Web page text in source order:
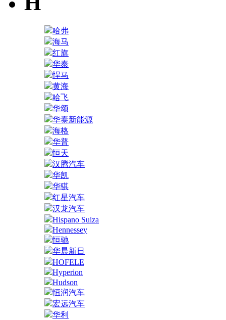
哈弗
海马
红旗
华泰
悍马
黄海
哈飞
华颂
华泰新能源
海格
华普
恒天
汉腾汽车
华凯
华骐
红星汽车
汉龙汽车
Hispano Suiza
Hennessey
恒驰
华晨新日
HOFELE
Hyperion
Hudson
恒润汽车
宏远汽车
华利